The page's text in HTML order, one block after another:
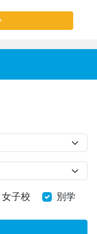
女子校 別学